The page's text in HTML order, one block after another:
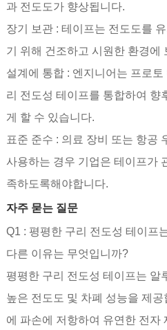
과 전도도가 향상됩니다.
장기 보관 : 테이프는 전도도를
기 위해 건조하고 시원한 환경에
설계에 통합 : 엔지니어는 프로
리 전도성 테이프를 통합하여 향
게 ​​할 수 있습니다.
표준 준수 : 의료 장비 또는 항공
사용하는 경우 기업은 테이프가
족하도록해야합니다.
자주 묻는 질문
Q1 : 평평한 구리 전도성 테이프
다른 이유는 무엇입니까?
평평한 구리 전도성 테이프는 알
높은 전도도 및 차폐 성능을 제
에 파손에 저항하여 유연한 전자